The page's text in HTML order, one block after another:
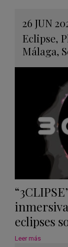
26 JUN
Eclipse,
Málaga,
eclipses
Leer más